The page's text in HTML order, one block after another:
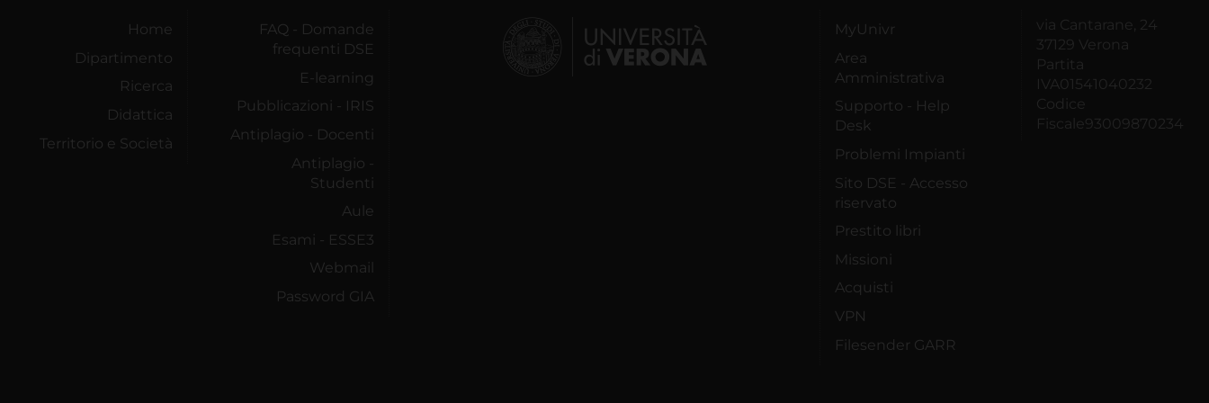
Home
Dipartimento
Ricerca
Didattica
Territorio e Società
FAQ - Domande
frequenti DSE
E-learning
Pubblicazioni - IRIS
Antiplagio - Docenti
Antiplagio -
Studenti
Aule
Esami - ESSE3
Webmail
Password GIA
MyUnivr
Area
Amministrativa
Supporto - Help
Desk
Problemi Impianti
Sito DSE - Accesso
riservato
Prestito libri
Missioni
Acquisti
VPN
Filesender GARR
via Cantarane, 24
37129 Verona
Partita
IVA01541040232
Codice
Fiscale93009870234